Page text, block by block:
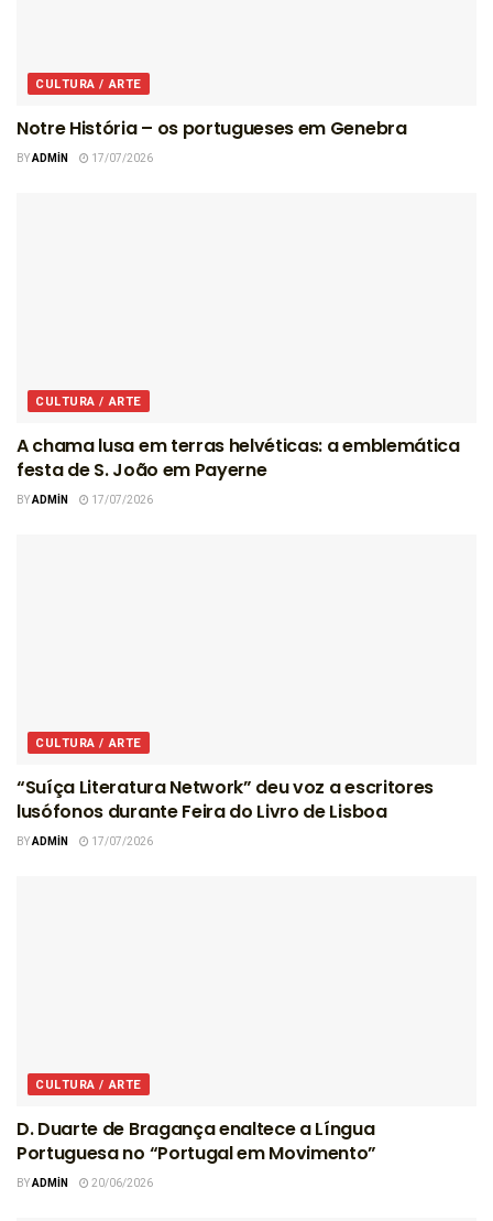
CULTURA / ARTE
Notre História – os portugueses em Genebra
BYADMIN 17/07/2026
CULTURA / ARTE
A chama lusa em terras helvéticas: a emblemática
festa de S. João em Payerne
BYADMIN 17/07/2026
CULTURA / ARTE
“Suíça Literatura Network” deu voz a escritores
lusófonos durante Feira do Livro de Lisboa
BYADMIN 17/07/2026
CULTURA / ARTE
D. Duarte de Bragança enaltece a Língua
Portuguesa no “Portugal em Movimento”
BYADMIN 20/06/2026